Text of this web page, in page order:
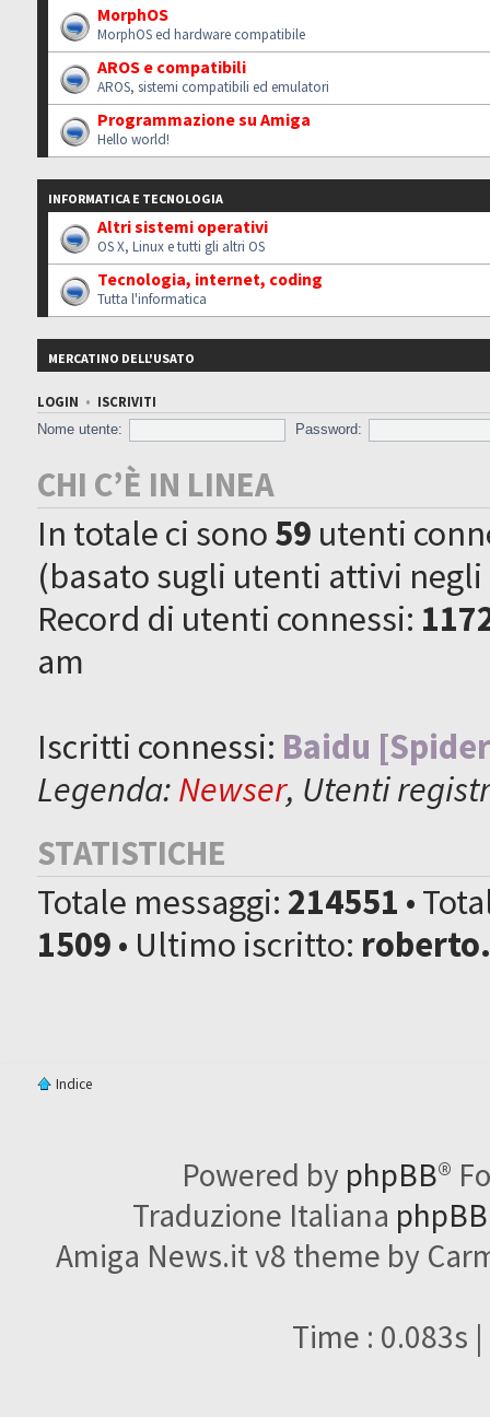
MorphOS
MorphOS ed hardware compatibile
AROS e compatibili
AROS, sistemi compatibili ed emulatori
Programmazione su Amiga
Hello world!
INFORMATICA E TECNOLOGIA
Altri sistemi operativi
OS X, Linux e tutti gli altri OS
Tecnologia, internet, coding
Tutta l'informatica
MERCATINO DELL'USATO
LOGIN • ISCRIVITI
Nome utente:
Password:
CHI C’È IN LINEA
In totale ci sono59 utenti
(basato sugli utenti attivi
Record di utenti connessi:
am
Iscritti connessi: Baidu
Legenda:Newser, Utenti
STATISTICHE
Totale messaggi: 214551 •
1509• Ultimo iscritto:
Indice
Powered by phpBB®
Traduzione Italiana
Amiga News.it v8 theme by
Time : 0.083s